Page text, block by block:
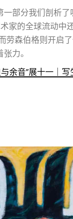
一部分我们剖析
家的全球流动中
劳森伯格则开启
力。
余音”展十一｜写